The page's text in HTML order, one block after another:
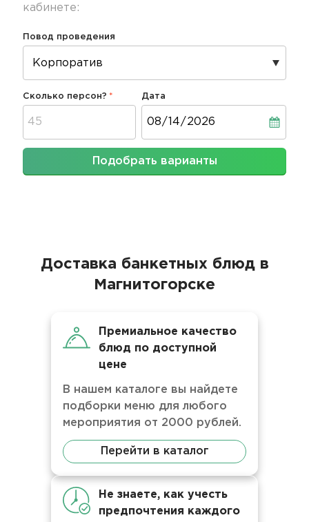
кабинете:
Повод проведения
Сколько персон? Дата
Подобрать варианты
Доставка банкетных блюд в
Магнитогорске
Премиальное качество
блюд по доступной
цене
В нашем каталоге вы найдете
подборки меню для любого
мероприятия от 2000 рублей.
Перейти в каталог
Не знаете, как учесть
предпочтения каждого